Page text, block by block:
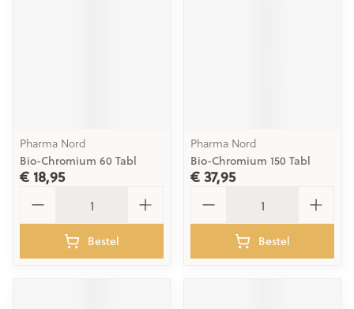
Pharma Nord
Bio-Chromium 60 Tabl
€ 18,95
Bestel
Pharma Nord
Bio-Chromium 150 Tabl
€ 37,95
Bestel